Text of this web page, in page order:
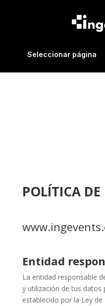
Seleccionar página
POLÍTICA DE
Entidad
La entidad responsable
y utilización de tus datos
establecido por la Ley